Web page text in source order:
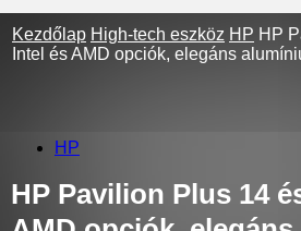
Kezdőlap High-tech eszköz HP HP
Intel és AMD opciók, elegáns
HP
HP Pavilion Plus 14